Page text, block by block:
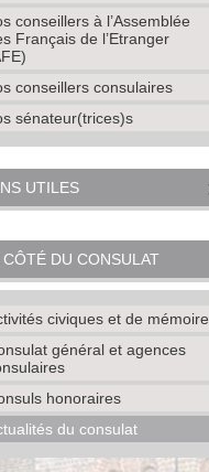
conseillers à l’Assemblée
Français de l’Etranger
conseillers consulaires
sénateur(trices)s
UTILES
CÔTÉ DU CONSULAT
civiques et de mémoire
général et agences
honoraires
du consulat